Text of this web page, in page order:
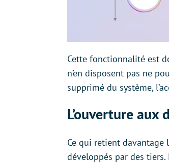
Cette fonctionnalité est
n’en disposent pas ne
supprimé du système,
L’ouverture aux
Ce qui retient davantage
développés par des